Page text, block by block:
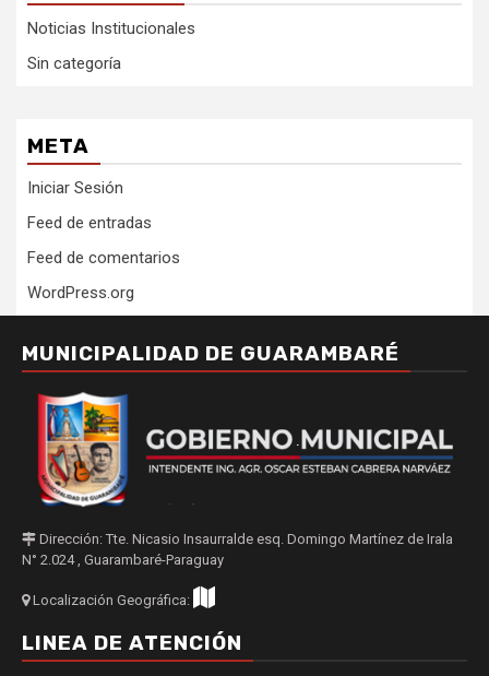
Noticias Institucionales
Sin categoría
META
Iniciar Sesión
Feed de entradas
Feed de comentarios
WordPress.org
MUNICIPALIDAD DE GUARAMBARÉ
Dirección: Tte. Nicasio Insaurralde esq. Domingo Martínez de Irala
N° 2.024 , Guarambaré-Paraguay
Localización Geográfica:
LINEA DE ATENCIÓN